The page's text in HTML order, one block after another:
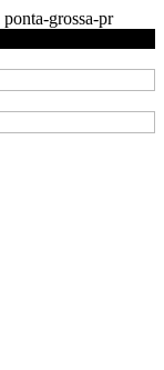
ponta-grossa-pr